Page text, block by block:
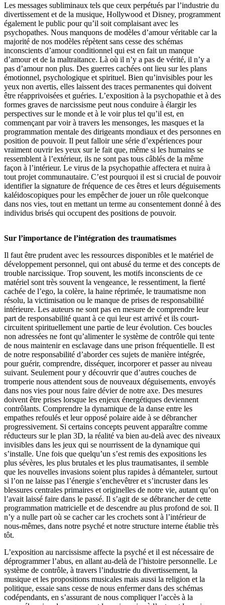
Les messages subliminaux tels que ceux perpétués par l’industrie du
divertissement et de la musique, Hollywood et Disney, programment
également le public pour qu’il soit complaisant avec les
psychopathes. Nous manquons de modèles d’amour véritable car la
majorité de nos modèles répètent sans cesse des schémas
inconscients d’amour conditionnel qui est en fait un manque
d’amour et de la maltraitance. Là où il n’y a pas de vérité, il n’y a
pas d’amour non plus. Des guerres cachées ont lieu sur les plans
émotionnel, psychologique et spirituel. Bien qu’invisibles pour les
yeux non avertis, elles laissent des traces permanentes qui doivent
être réapprivoisées et guéries. L’exposition à la psychopathie et à des
formes graves de narcissisme peut nous conduire à élargir les
perspectives sur le monde et à le voir plus tel qu’il est, en
commençant par voir à travers les mensonges, les masques et la
programmation mentale des dirigeants mondiaux et des personnes en
position de pouvoir. Il peut falloir une série d’expériences pour
vraiment ouvrir les yeux sur le fait que, même si les humains se
ressemblent à l’extérieur, ils ne sont pas tous câblés de la même
façon à l’intérieur. Le virus de la psychopathie affectera et nuira à
tout projet communautaire. C’est pourquoi il est si crucial de pouvoir
identifier la signature de fréquence de ces êtres et leurs déguisements
kaléidoscopiques pour les empêcher de jouer un rôle quelconque
dans nos vies, tout en mettant un terme au consentement donné à des
individus brisés qui occupent des positions de pouvoir.
Sur l’importance de l’intégration des traumatismes
Il faut être prudent avec les ressources disponibles et le matériel de
développement personnel, qui ont abusé du terme et des concepts de
trouble narcissique. Trop souvent, les motifs inconscients de ce
matériel sont très souvent la vengeance, le ressentiment, la fierté
cachée de l’ego, la colère, la haine réprimée, le traumatisme non
résolu, la victimisation ou le manque de prises de responsabilité
intérieure. Les auteurs ne sont pas en mesure de comprendre leur
part de responsabilité quant à ce qui leur est arrivé et ils court-
circuitent spirituellement une partie de leur évolution. Ces boucles
non adressées ne font qu’alimenter le système de contrôle qui tente
de nous maintenir en esclavage dans une prison fréquentielle. Il est
de notre responsabilité d’aborder ces sujets de manière intégrée,
pour guérir, comprendre, disséquer, incorporer et passer au niveau
suivant. Seulement pour y découvrir que d’autres couches de
tromperie nous attendent sous de nouveaux déguisements, envoyés
dans nos vies pour nous faire dévier de notre axe. Des mesures
doivent être prises lorsque les enjeux énergétiques deviennent
contrôlants. Comprendre la dynamique de la danse entre les
empathes refoulés et leur opposé polaire aide à se débrancher
progressivement. Si certains concepts peuvent apparaître comme
réducteurs sur le plan 3D, la réalité va bien au-delà avec des niveaux
invisibles dans les jeux qui se nourrissent de la dynamique qui
s’installe. Une fois que quelqu’un s’est remis des expositions les
plus sévères, les plus brutales et les plus traumatisantes, il semble
que les nouvelles invasions soient plus rapides à démanteler, surtout
si l’on ne laisse pas l’énergie s’enchevêtrer et s’incruster dans les
blessures centrales primaires et originelles de notre vie, autant qu’on
l’avait laissé faire dans le passé. Il s’agit de se débrancher de cette
programmation matricielle et de descendre au plus profond de soi. Il
n’y a nulle part où se cacher car les crochets sont à l’intérieur de
nous-mêmes, dans notre psyché et notre structure interne établie très
tôt.
L’exposition au narcissisme affecte la psyché et il est nécessaire de
déprogrammer l’abus, en allant au-delà de l’histoire personnelle. Le
système de contrôle, à travers l’industrie du divertissement, la
musique et les propositions musicales mais aussi la religion et la
politique, essaie sans cesse de nous enfermer dans des schémas
codépendants, en s’assurant de nous compliquer l’accès à la